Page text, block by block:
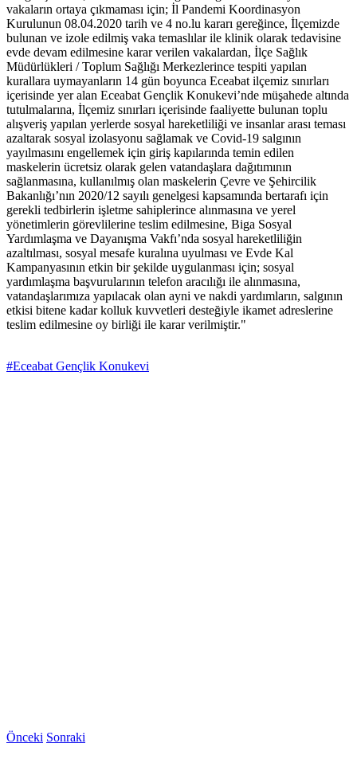
vakaların ortaya çıkmaması için; İl Pandemi Koordinasyon
Kurulunun 08.04.2020 tarih ve 4 no.lu kararı gereğince, İlçemizde
bulunan ve izole edilmiş vaka temaslılar ile klinik olarak tedavisine
evde devam edilmesine karar verilen vakalardan, İlçe Sağlık
Müdürlükleri / Toplum Sağlığı Merkezlerince tespiti yapılan
kurallara uymayanların 14 gün boyunca Eceabat ilçemiz sınırları
içerisinde yer alan Eceabat Gençlik Konukevi’nde müşahede altında
tutulmalarına, İlçemiz sınırları içerisinde faaliyette bulunan toplu
alışveriş yapılan yerlerde sosyal hareketliliği ve insanlar arası teması
azaltarak sosyal izolasyonu sağlamak ve Covid-19 salgının
yayılmasını engellemek için giriş kapılarında temin edilen
maskelerin ücretsiz olarak gelen vatandaşlara dağıtımının
sağlanmasına, kullanılmış olan maskelerin Çevre ve Şehircilik
Bakanlığı’nın 2020/12 sayılı genelgesi kapsamında bertarafı için
gerekli tedbirlerin işletme sahiplerince alınmasına ve yerel
yönetimlerin görevlilerine teslim edilmesine, Biga Sosyal
Yardımlaşma ve Dayanışma Vakfı’nda sosyal hareketliliğin
azaltılması, sosyal mesafe kuralına uyulması ve Evde Kal
Kampanyasının etkin bir şekilde uygulanması için; sosyal
yardımlaşma başvurularının telefon aracılığı ile alınmasına,
vatandaşlarımıza yapılacak olan ayni ve nakdi yardımların, salgının
etkisi bitene kadar kolluk kuvvetleri desteğiyle ikamet adreslerine
teslim edilmesine oy birliği ile karar verilmiştir."
#Eceabat Gençlik Konukevi
Önceki Sonraki